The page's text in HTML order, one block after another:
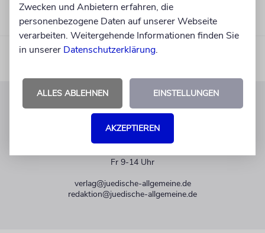
KUNDENSERVICE
Fr 9-14 Uhr
verlag@juedische-allgemeine.de
redaktion@juedische-allgemeine.de
Zwecken und Anbietern erfahren, die
personenbezogene Daten auf unserer Webseite
verarbeiten. Weitergehende Informationen finden Sie
in unserer Datenschutzerklärung.
ALLES ABLEHNEN EINSTELLUNGEN
AKZEPTIEREN